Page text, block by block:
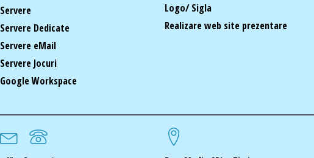
Servere
Servere Dedicate
Servere eMail
Servere Jocuri
Google Workspace
Logo/ Sigla
Realizare web site prezentare